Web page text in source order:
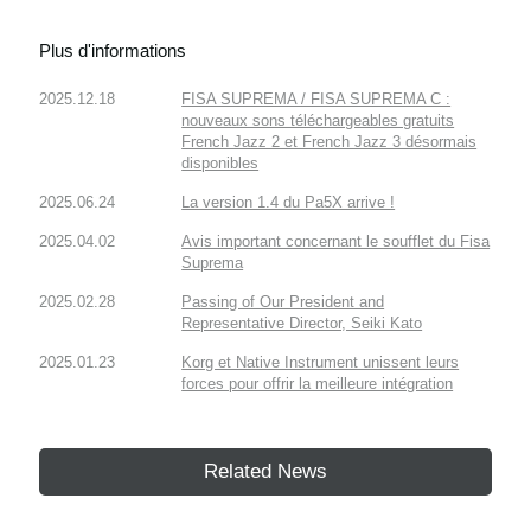
Plus d'informations
2025.12.18
FISA SUPREMA / FISA SUPREMA C :
nouveaux sons téléchargeables gratuits
French Jazz 2 et French Jazz 3 désormais
disponibles
2025.06.24 La version 1.4 du Pa5X arrive !
2025.04.02
Avis important concernant le soufflet du Fisa
Suprema
2025.02.28
Passing of Our President and
Representative Director, Seiki Kato
2025.01.23
Korg et Native Instrument unissent leurs
forces pour offrir la meilleure intégration
Related News